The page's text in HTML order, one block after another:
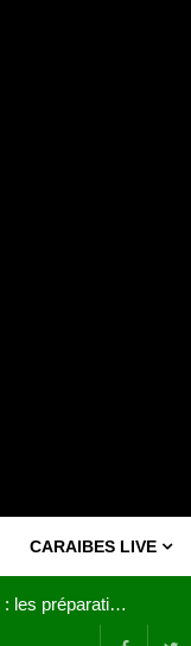
CARAIBES LIVE
Joy Clerf Derisier, sur les traces de son père : évangéliser par la musique